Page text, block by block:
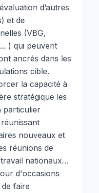
d’autres
et de
(VBG,
) qui peuvent
ancrés dans les
cible.
la capacité à
stratégique les
particulier
nouveaux et
réunions de
nationaux…
d'occasions
faire